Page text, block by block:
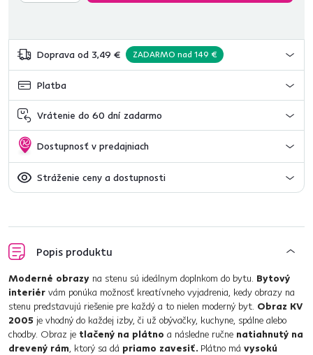
Doprava od 3,49 € ZADARMO nad 149 €
Platba
Vrátenie do 60 dní zadarmo
Dostupnosť v predajniach
Stráženie ceny a dostupnosti
Popis produktu
Moderné obrazy na stenu sú ideálnym doplnkom do bytu. Bytový
interiér vám ponúka možnosť kreatívneho vyjadrenia, kedy obrazy na
stenu predstavujú riešenie pre každý a to nielen moderný byt. Obraz KV
2005 je vhodný do každej izby, či už obývačky, kuchyne, spálne alebo
chodby. Obraz je tlačený na plátno a následne ručne natiahnutý na
drevený rám, ktorý sa dá priamo zavesiť. Plátno má vysokú